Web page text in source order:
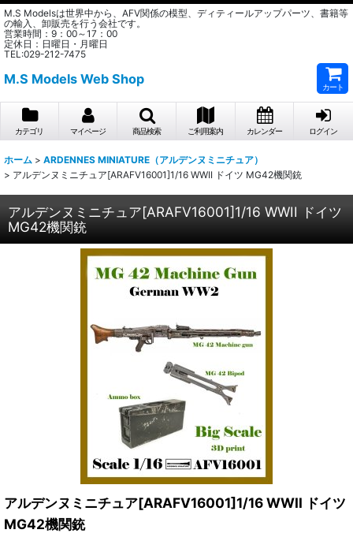
M.S Modelsは世界中から、AFV関係の模型、ディティールアップパーツ、書籍等
の輸入、卸販売を行う会社です。
営業時間：9：00～17：00
定休日：日曜日・月曜日
TEL:029-212-7475
M.S Models Web Shop
カート
カテゴリ マイページ 商品検索 ご利用案内 カレンダー ログイン
ホーム > ARDENNES MINIATURE（アルデンヌミニチュア）
> アルデンヌミニチュア[ARAFV16001]1/16 WWII ドイツ MG42機関銃
アルデンヌミニチュア[ARAFV16001]1/16 WWII ドイツ
MG42機関銃
アルデンヌミニチュア[ARAFV16001]1/16 WWII ドイツ
MG42機関銃